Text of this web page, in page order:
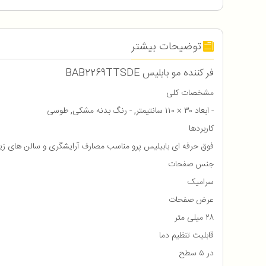
توضیحات بیشتر
فر کننده مو بابلیس BAB2269TTSDE
مشخصات کلی
- ابعاد ۳۰ × ۱۱۰ سانتیمتر, - رنگ بدنه مشکی, طوسی
کاربردها
فوق حرفه ای بابیلیس پرو مناسب مصارف آرایشگری و سالن های
جنس صفحات
سرامیک
عرض صفحات
۲۸ میلی متر
قابلیت تنظیم دما
در ۵ سطح